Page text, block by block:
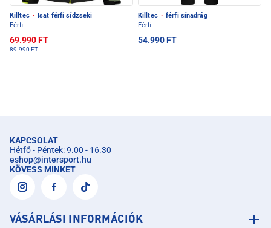
Killtec ·
Isat férfi sídzseki
Férfi
69.990 FT
89.990 FT
Killtec · férfi sínadrág
Férfi
54.990 FT
KAPCSOLAT
Hétfő - Péntek: 9.00 - 16.30
eshop@intersport.hu
KÖVESS MINKET
VÁSÁRLÁSI INFORMÁCIÓK